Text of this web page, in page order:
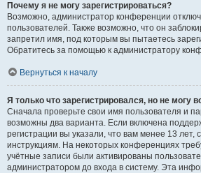
Почему я не могу зарегистрироваться?
Возможно, администратор конференции
пользователей. Также возможно, что он
запретил имя, под которым вы пытаетесь
Обратитесь за помощью к администратору
Вернуться к началу
Я только что зарегистрировался, но не могу
Сначала проверьте свои имя пользователя и
возможны два варианта. Если включена
регистрации вы указали, что вам менее 13 лет,
инструкциям. На некоторых конференциях
учётные записи были активированы
администратором до входа в систему. Эта